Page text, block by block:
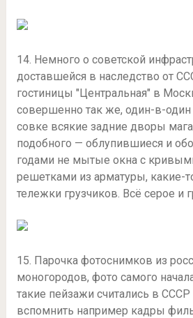
14. Немного о советской
доставшейся в наследство от
гостиницы "Центральная" в
совершенно так же, один-в-
совке всякие задние дворы
подобного — облупившиеся и
годами не мытые окна с
решетками из арматуры, какие-
тележки грузчиков. Всё серое и
15. Парочка фотоснимков из
моногородов, фото самого
такие пейзажи считались в
вспомнить например кадры